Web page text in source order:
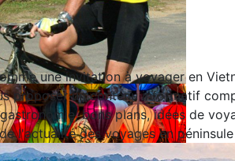
nous ?
une invitation à voyager en
proposer un contenu informatif
bons plans, idées de
l'actualité des voyages en